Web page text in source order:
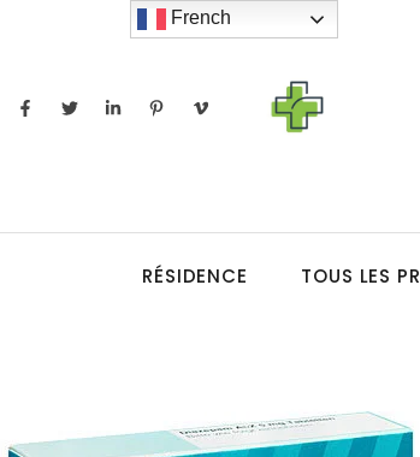
RÉSIDENCE TOUS LES
French